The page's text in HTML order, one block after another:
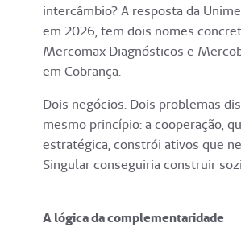
intercâmbio? A resposta da
em 2026, tem dois nomes
Mercomax Diagnósticos e
em Cobrança.
Dois negócios. Dois problemas
mesmo princípio: a cooperação,
estratégica, constrói ativos que
Singular conseguiria construir
A lógica da complementaridade